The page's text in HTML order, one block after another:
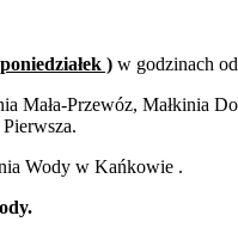
) w godzinach od
Mała-Przewóz, Małkinia
Wody w Kańkowie .